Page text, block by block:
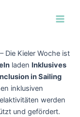
Die Kieler Woche ist
laden Inklusives
in Sailing
inklusiven
werden
und gefördert.